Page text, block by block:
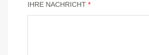
IHRE NACHRICHT *